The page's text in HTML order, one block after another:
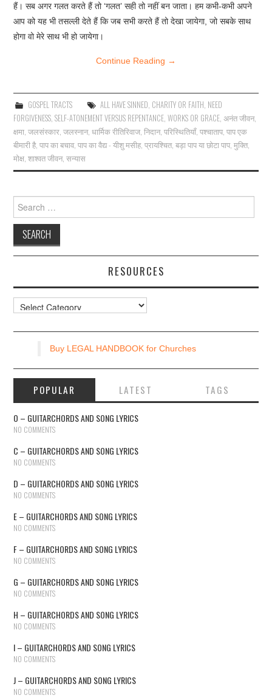
हैं। सब अगर गलत करते हैं तो ‘गलत’ सही तो नहीं बन जाता। हम कभी-कभी अपने
आप को यह भी तसल्ली देते हैं कि जब सभी करते हैं तो देखा जायेगा, जो सबके साथ
होगा वो मेरे साथ भी हो जायेगा।
Continue Reading →
GOSPEL TRACTS ALL HAVE SINNED CHARITY OR FAITH NEED
FORGIVENESS ,SELF-ATONEMENT VERSUS REPENTANCE ,WORKS OR GRACE ,अनंत जीवन,
क्षमा ,जलसंस्कार ,जलस्नान,धार्मिक रीतिरिवाज ,निदान,परिस्थितियाँ,पश्चाताप,पाप एक
बीमारी है,पाप का बचाव,पाप का वैद्य - यीशु मसीह,प्रायश्चित,बड़ा पाप या छोटा पाप,मुक्ति,
मोक्ष ,शाश्वत जीवन,सन्यास
for:
RESOURCES
Resources
Buy LEGAL HANDBOOK for Churches
POPULAR LATEST TAGS
O – GUITARCHORDS AND SONG LYRICS
NO COMMENTS
C – GUITARCHORDS AND SONG LYRICS
NO COMMENTS
D – GUITARCHORDS AND SONG LYRICS
NO COMMENTS
E – GUITARCHORDS AND SONG LYRICS
NO COMMENTS
F – GUITARCHORDS AND SONG LYRICS
NO COMMENTS
G – GUITARCHORDS AND SONG LYRICS
NO COMMENTS
H – GUITARCHORDS AND SONG LYRICS
NO COMMENTS
I – GUITARCHORDS AND SONG LYRICS
NO COMMENTS
J – GUITARCHORDS AND SONG LYRICS
NO COMMENTS